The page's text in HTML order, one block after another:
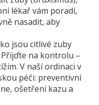
lékař vám poradí,
nasadit, aby
jsou citlivé zuby
na kontrolu –
V naší ordinaci v
péči: preventivní
ošetření kazu a